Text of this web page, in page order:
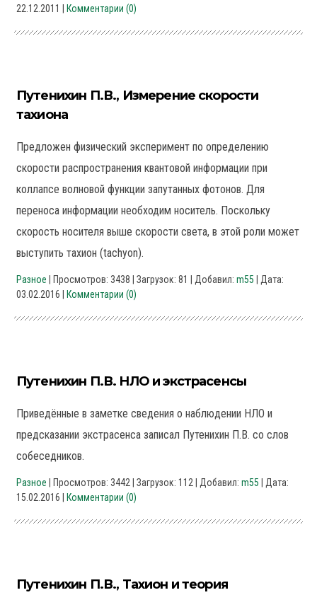
22.12.2011
Комментарии (0)
Путенихин П.В., Измерение скорости
тахиона
Предложен физический эксперимент по определению
скорости распространения квантовой информации при
коллапсе волновой функции запутанных фотонов. Для
переноса информации необходим носитель. Поскольку
скорость носителя выше скорости света, в этой роли может
выступить тахион (tachyon).
Разное | Просмотров: 3438 | Загрузок: 81 | Добавил: m55 | Дата:
03.02.2016
Комментарии (0)
Путенихин П.В. НЛО и экстрасенсы
Приведённые в заметке сведения о наблюдении НЛО и
предсказании экстрасенса записал Путенихин П.В. со слов
собеседников.
Разное | Просмотров: 3442 | Загрузок: 112 | Добавил: m55 | Дата:
15.02.2016
Комментарии (0)
Путенихин П.В., Тахион и теория